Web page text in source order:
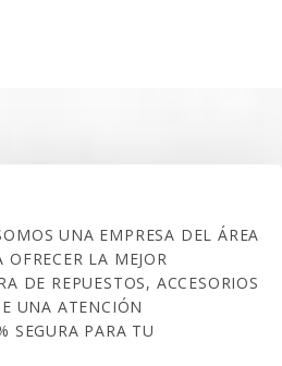
UNA EMPRESA DEL ÁREA
LA MEJOR
DE REPUESTOS, ACCESORIOS
UNA ATENCIÓN
SEGURA PARA TU